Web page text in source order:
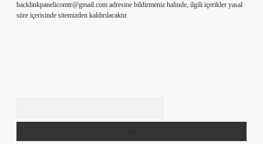
backlinkpanelicomtr@gmail.com adresine bildirmeniz halinde, ilgili içerikler yasal
süre içerisinde sitemizden kaldırılacaktır.